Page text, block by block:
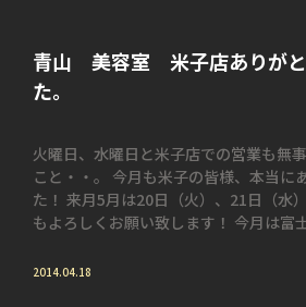
青山 美容室 米子店ありがと
た。
火曜日、水曜日と米子店での営業も無
こと・・。 今月も米子の皆様、本当に
た！ 来月5月は20日（火）、21日（水
もよろしくお願い致します！ 今月は
2014.04.18